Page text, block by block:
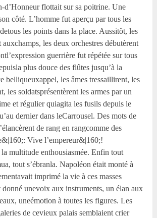
d’Honneur flottait sur sa poitrine. Une
côté. L’homme fut aperçu par tous les
les points dans la place. Aussitôt, les
les deux orchestres débutèrent
guerrière fut répétée sur tous
plus douce des flûtes jusqu’à la
belliqueuxappel, les âmes tressaillirent, les
les soldatsprésentèrent les armes par un
et régulier quiagita les fusils depuis le
dernier dans leCarrousel. Des mots de
de rang en rangcomme des
Vive l’empereur&|160;!
la multitude enthousiasmée. Enfin tout
tout s’ébranla. Napoléon était monté à
imprimé la vie à ces masses
donné unevoix aux instruments, un élan aux
uneémotion à toutes les figures. Les
de cevieux palais semblaient crier